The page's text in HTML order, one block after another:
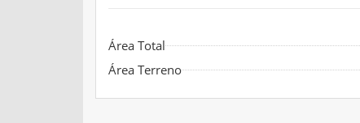
Área Total
Área Terreno